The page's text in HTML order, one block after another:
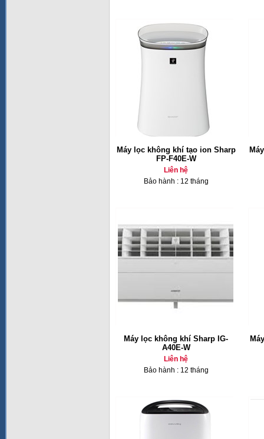
Máy lọc không khí tạo ion Sharp
FP-F40E-W
Liên hệ
Bảo hành : 12 tháng
Máy lọc không khí Sharp IG-
A40E-W
Liên hệ
Bảo hành : 12 tháng